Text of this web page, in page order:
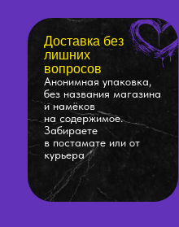
Доставка без
лишних
вопросов
Анонимная упаковка,
без названия магазина
и намёков
на содержимое.
Забираете
в постамате или от
курьера